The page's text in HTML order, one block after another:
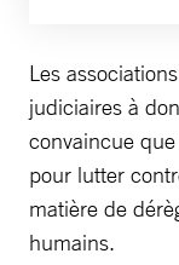
Les
judiciaires à
convaincue
pour lutter
matière de
humains.